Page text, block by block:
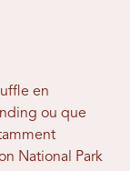
en
ou que
National Park